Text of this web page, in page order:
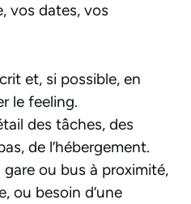
vos dates, vos
et, si possible, en
le feeling.
des tâches, des
de l’hébergement.
gare ou bus à proximité,
ou besoin d’une